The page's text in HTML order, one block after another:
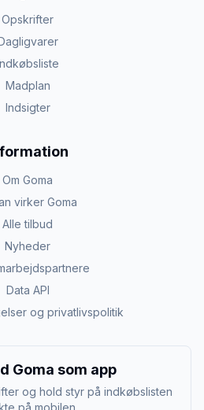
Opskrifter
Madplan
Indsigter
Om Goma
virker Goma
Alle tilbud
Nyheder
Data API
og privatlivspolitik
Goma som app
og hold styr på indkøbslisten
på mobilen.